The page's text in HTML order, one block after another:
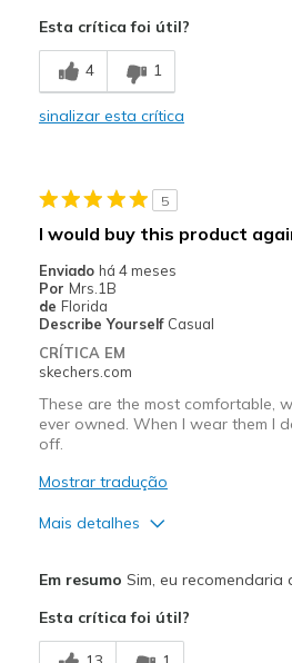
Comfortable
Melhores utilizações
Casual Wear
Feels true to size
Esta crítica foi útil?
4 1
sinalizar esta crítica
5
I would buy this product
Enviado há 4 meses
Por Mrs.1B
de Florida
Describe Yourself Casual
CRÍTICA EM
skechers.com
These are the most comfortable,
ever owned. When I wear them I
off.
Mostrar tradução
Mais detalhes
Breathe Well
Em resumo Sim, eu recomendaria
Esta crítica foi útil?